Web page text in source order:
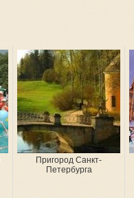
Пригород Санкт-
Петербурга